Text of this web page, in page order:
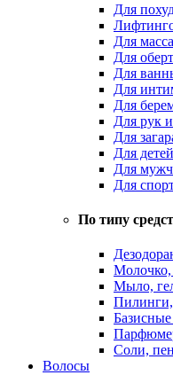
Для
Для
Для
Для
Для
Для
Для рук
Для
Для детей
Для
Для
По типу
Мыло,
Базисные
Соли,
Волосы